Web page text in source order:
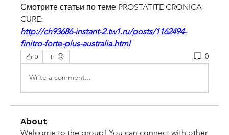
Смотрите статьи по теме PROSTATITE CRONICA
CURE:
http://ch93686-instant-2.tw1.ru/posts/1162494-
finitro-forte-plus-australia.html
0 0
Write a comment...
About
Welcome to the group! You can connect with other